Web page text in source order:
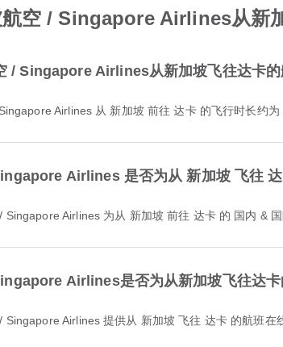
航空 / Singapore Airlines从新
/ Singapore Airlines从新加坡飞往达卡的
Singapore Airlines 从 新加坡 前往 达卡 的飞行时长约为
Airlines 是否为从 新加坡 飞往
/ Singapore Airlines 为从 新加坡 前往 达卡 的 国内 &
Airlines是否为从新加坡飞往达卡
/ Singapore Airlines 提供从 新加坡 飞往 达卡 的航班